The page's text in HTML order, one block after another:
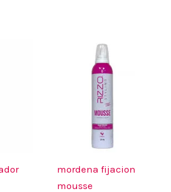
mordena fijacion
mousse